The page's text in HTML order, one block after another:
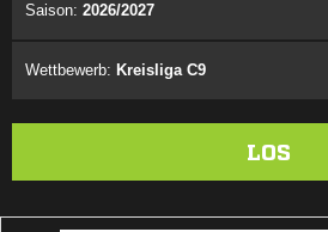
Saison: 2026/2027
Wettbewerb: Kreisliga C9
LOS